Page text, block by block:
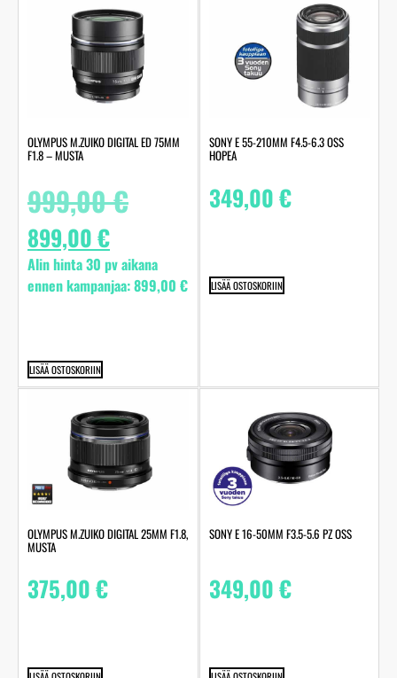
OLYMPUS M.ZUIKO DIGITAL ED 75MM
F1.8 – MUSTA
999,00€
899,00€
Alin hinta 30 pv aikana
ennen kampanjaa:899,00 €
LISÄÄ OSTOSKORIIN
SONY E 55-210MM F4.5-6.3 OSS
HOPEA
349,00€
LISÄÄ OSTOSKORIIN
OLYMPUS M.ZUIKO DIGITAL 25MM F1.8,
MUSTA
375,00€
SONY E 16-50MM F3.5-5.6 PZ OSS
349,00€